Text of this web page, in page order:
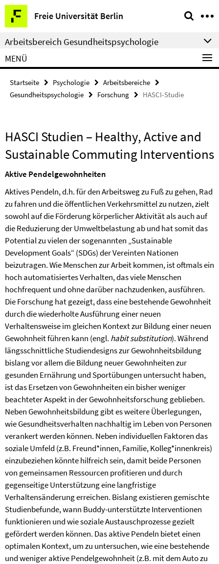
Springe
direkt
zu
Inhalt
Freie Universität Berlin
Service-
Navigation
Arbeitsbereich Gesundheitspsychologie
MENÜ
Startseite Psychologie
Arbeitsbereiche
Gesundheitspsychologie
Forschung HASCI-Studie
HASCI Studien – Healthy, Active and
Sustainable Commuting Interventions
Aktive Pendelgewohnheiten
Aktives Pendeln, d.h. für den Arbeitsweg zu Fuß zu gehen, Rad
zu fahren und die öffentlichen Verkehrsmittel zu nutzen, zielt
sowohl auf die Förderung körperlicher Aktivität als auch auf
die Reduzierung der Umweltbelastung ab und hat somit das
Potential zu vielen der sogenannten „Sustainable
Development Goals“ (SDGs) der Vereinten Nationen
beizutragen. Wie Menschen zur Arbeit kommen, ist oftmals ein
hoch automatisiertes Verhalten, das viele Menschen
hochfrequent und ohne darüber nachzudenken, ausführen.
Die Forschung hat gezeigt, dass eine bestehende Gewohnheit
durch die wiederholte Ausführung einer neuen
Verhaltensweise im gleichen Kontext zur Bildung einer neuen
Gewohnheit führen kann (engl. habit substitution). Während
längsschnittliche Studiendesigns zur Gewohnheitsbildung
bislang vor allem die Bildung neuer Gewohnheiten zur
gesunden Ernährung und Sportübungen untersucht haben,
ist das Ersetzen von Gewohnheiten ein bisher weniger
beachteter Aspekt in der Gewohnheitsforschung geblieben.
Neben Gewohnheitsbildung gibt es weitere Überlegungen,
wie Gesundheitsverhalten nachhaltig im Leben von Personen
verankert werden können. Neben individuellen Faktoren das
soziale Umfeld (z.B. Freund*innen, Familie, Kolleg*innenkreis)
einzubeziehen könnte hilfreich sein, damit beide Personen
von gemeinsamen Ressourcen profitieren und durch
gegenseitige Unterstützung eine langfristige
Verhaltensänderung erreichen. Bislang existieren gemischte
Studienbefunde, wann Buddy-unterstützte Interventionen
funktionieren und wie soziale Austauschprozesse gezielt
gefördert werden können. Das aktive Pendeln bietet einen
optimalen Kontext, um zu untersuchen, wie eine bestehende
und weniger aktive Pendelgewohnheit (z.B. mit dem Auto zu